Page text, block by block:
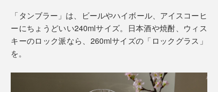
「タンブラー」は、ビールやハイボール、アイスコーヒ
ーにちょうどいい240mlサイズ。日本酒や焼酎、ウィス
キーのロック派なら、260mlサイズの「ロックグラス」
を。